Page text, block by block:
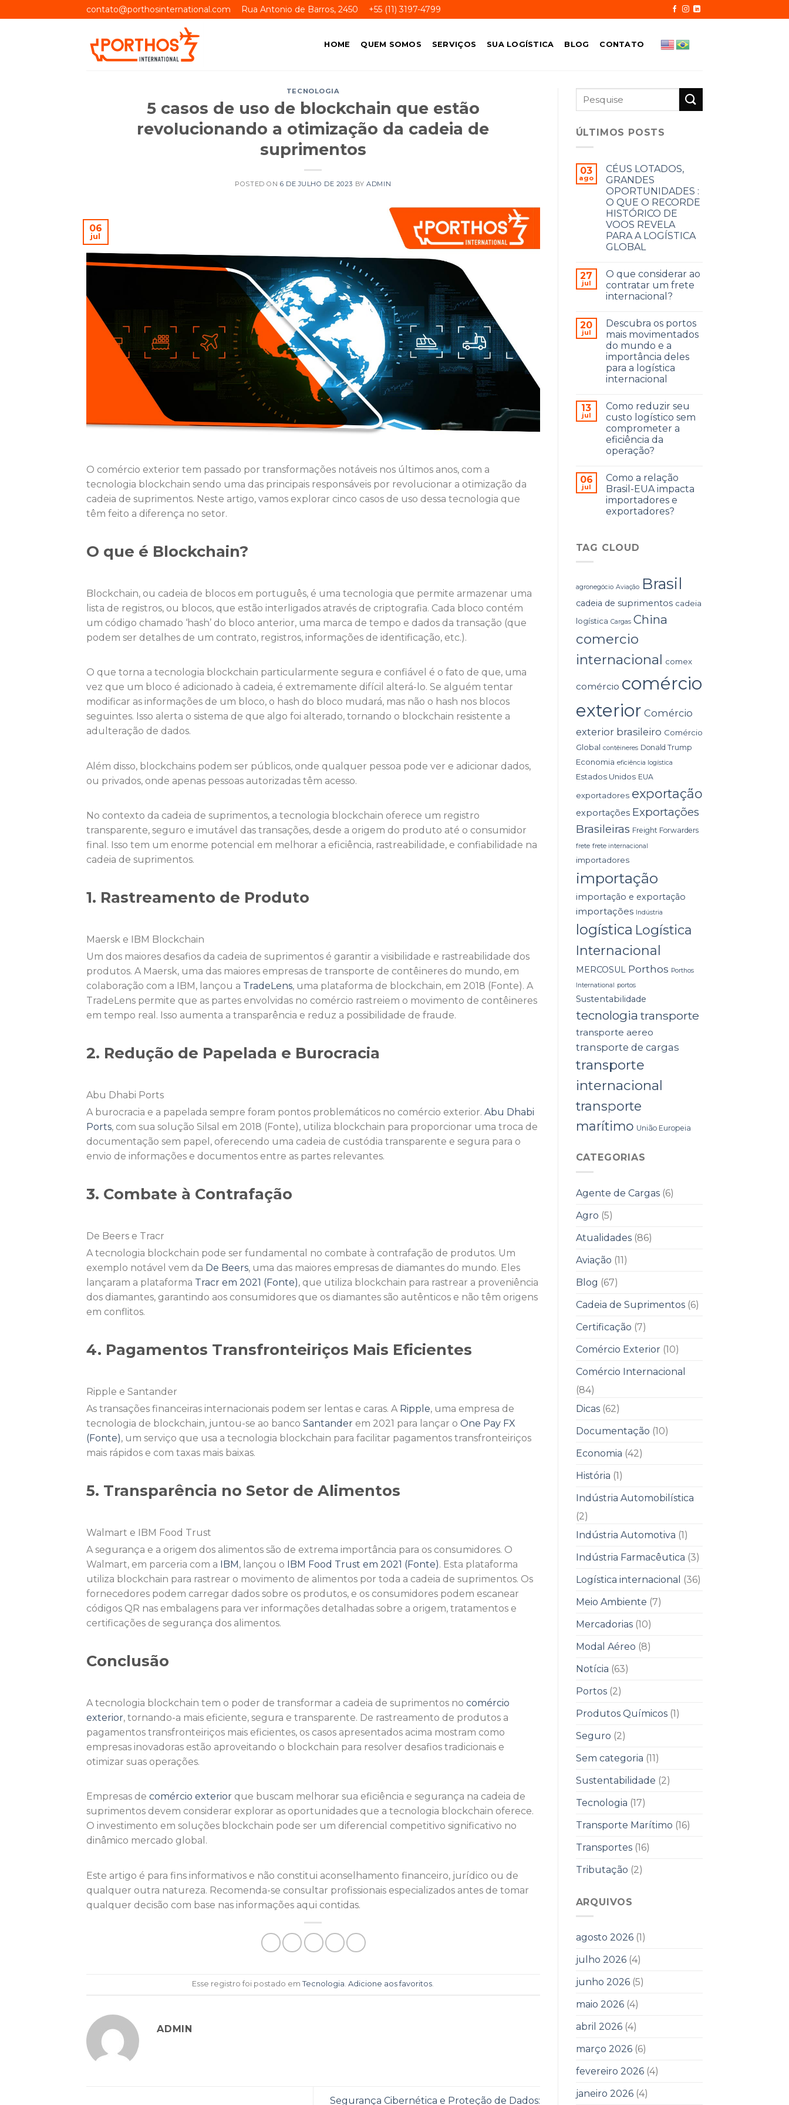
to
contato@porthosinternational.com Rua Antonio de Barros, 2450 +55 (11) 3197-4799
HOME QUEM SOMOS SERVIÇOS SUA LOGÍSTICA BLOG CONTATO
TECNOLOGIA
5 casos de uso de blockchain que estão
revolucionando a otimização da cadeia de
suprimentos
POSTED ON 6 DE JULHO DE 2023 BYADMIN
06
jul
O comércio exterior tem passado por transformações notáveis nos últimos anos, com a
tecnologia blockchain sendo uma das principais responsáveis por revolucionar a otimização da
cadeia de suprimentos. Neste artigo, vamos explorar cinco casos de uso dessa tecnologia que
têm feito a diferença no setor.
O que é Blockchain?
Blockchain, ou cadeia de blocos em português, é uma tecnologia que permite armazenar uma
lista de registros, ou blocos, que estão interligados através de criptografia. Cada bloco contém
um código chamado ‘hash’ do bloco anterior, uma marca de tempo e dados da transação (que
podem ser detalhes de um contrato, registros, informações de identificação, etc.).
O que torna a tecnologia blockchain particularmente segura e confiável é o fato de que, uma
vez que um bloco é adicionado à cadeia, é extremamente difícil alterá-lo. Se alguém tentar
modificar as informações de um bloco, o hash do bloco mudará, mas não o hash nos blocos
seguintes. Isso alerta o sistema de que algo foi alterado, tornando o blockchain resistente a
adulteração de dados.
Além disso, blockchains podem ser públicos, onde qualquer pessoa pode ver e adicionar dados,
ou privados, onde apenas pessoas autorizadas têm acesso.
No contexto da cadeia de suprimentos, a tecnologia blockchain oferece um registro
transparente, seguro e imutável das transações, desde a origem do produto até o consumidor
final. Isso tem um enorme potencial em melhorar a eficiência, rastreabilidade, e confiabilidade na
cadeia de suprimentos.
1. Rastreamento de Produto
Maersk e IBM Blockchain
Um dos maiores desafios da cadeia de suprimentos é garantir a visibilidade e rastreabilidade dos
produtos. A Maersk, uma das maiores empresas de transporte de contêineres do mundo, em
colaboração com a IBM, lançou a TradeLens, uma plataforma de blockchain, em 2018 (Fonte). A
TradeLens permite que as partes envolvidas no comércio rastreiem o movimento de contêineres
em tempo real. Isso aumenta a transparência e reduz a possibilidade de fraude.
2. Redução de Papelada e Burocracia
Abu Dhabi Ports
A burocracia e a papelada sempre foram pontos problemáticos no comércio exterior. Abu Dhabi
Ports, com sua solução Silsal em 2018 (Fonte), utiliza blockchain para proporcionar uma troca de
documentação sem papel, oferecendo uma cadeia de custódia transparente e segura para o
envio de informações e documentos entre as partes relevantes.
3. Combate à Contrafação
De Beers e Tracr
A tecnologia blockchain pode ser fundamental no combate à contrafação de produtos. Um
exemplo notável vem da De Beers, uma das maiores empresas de diamantes do mundo. Eles
lançaram a plataforma Tracr em 2021 (Fonte), que utiliza blockchain para rastrear a proveniência
dos diamantes, garantindo aos consumidores que os diamantes são autênticos e não têm origens
em conflitos.
4. Pagamentos Transfronteiriços Mais Eficientes
Ripple e Santander
As transações financeiras internacionais podem ser lentas e caras. A Ripple, uma empresa de
tecnologia de blockchain, juntou-se ao banco Santander em 2021 para lançar o One Pay FX
(Fonte), um serviço que usa a tecnologia blockchain para facilitar pagamentos transfronteiriços
mais rápidos e com taxas mais baixas.
5. Transparência no Setor de Alimentos
Walmart e IBM Food Trust
A segurança e a origem dos alimentos são de extrema importância para os consumidores. O
Walmart, em parceria com a
IBM , lançou o IBM Food Trust em 2021 (Fonte). Esta plataforma
utiliza blockchain para rastrear o movimento de alimentos por toda a cadeia de suprimentos. Os
fornecedores podem carregar dados sobre os produtos, e os consumidores podem escanear
códigos QR nas embalagens para ver informações detalhadas sobre a origem, tratamentos e
certificações de segurança dos alimentos.
Conclusão
A tecnologia blockchain tem o poder de transformar a cadeia de suprimentos no comércio
exterior, tornando-a mais eficiente, segura e transparente. De rastreamento de produtos a
pagamentos transfronteiriços mais eficientes, os casos apresentados acima mostram como
empresas inovadoras estão aproveitando o blockchain para resolver desafios tradicionais e
otimizar suas operações.
Empresas de comércio exterior que buscam melhorar sua eficiência e segurança na cadeia de
suprimentos devem considerar explorar as oportunidades que a tecnologia blockchain oferece.
O investimento em soluções blockchain pode ser um diferencial competitivo significativo no
dinâmico mercado global.
Este artigo é para fins informativos e não constitui aconselhamento financeiro, jurídico ou de
qualquer outra natureza. Recomenda-se consultar profissionais especializados antes de tomar
qualquer decisão com base nas informações aqui contidas.
Esse registro foi postado emTecnologia.Adicione aos favoritos.
ADMIN
Segurança Cibernética e Proteção de Dados:
ÚLTIMOS POSTS
03
ago
CÉUS LOTADOS,
GRANDES
OPORTUNIDADES :
O QUE O RECORDE
HISTÓRICO DE
VOOS REVELA
PARA A LOGÍSTICA
GLOBAL
27
jul
O que considerar ao
contratar um frete
internacional?
20
jul
Descubra os portos
mais movimentados
do mundo e a
importância deles
para a logística
internacional
13
jul
Como reduzir seu
custo logístico sem
comprometer a
eficiência da
operação?
06
jul
Como a relação
Brasil-EUA impacta
importadores e
exportadores?
TAG CLOUD
agronegócio Aviação Brasil
cadeia de suprimentos cadeia
logística Cargas China
comercio
internacional comex
comércio comércio
exterior Comércio
exterior brasileiro Comércio
Global contêineres Donald Trump
Economia eficiência logística
Estados Unidos EUA
exportadores exportação
exportações Exportações
Brasileiras Freight Forwarders
frete frete internacional
importadores
importação
importação e exportação
importações Indústria
logística Logística
Internacional
MERCOSUL Porthos Porthos
International
portos
Sustentabilidade
tecnologia transporte
transporte aereo
transporte de cargas
transporte
internacional
transporte
marítimo União Europeia
CATEGORIAS
Agente de Cargas(6)
Agro (5)
Atualidades(86)
Aviação (11)
Blog (67)
Cadeia de Suprimentos(6)
Certificação (7)
Comércio Exterior(10)
Comércio Internacional
(84)
Dicas(62)
Documentação (10)
Economia (42)
História (1)
Indústria Automobilística
(2)
Indústria Automotiva (1)
Indústria Farmacêutica (3)
Logística internacional
(36)
Meio Ambiente (7)
Mercadorias(10)
Modal Aéreo (8)
Notícia (63)
Portos(2)
Produtos Químicos(1)
Seguro (2)
Sem categoria (11)
Sustentabilidade (2)
Tecnologia (17)
Transporte Marítimo (16)
Transportes(16)
Tributação (2)
ARQUIVOS
agosto 2026(1)
julho 2026(4)
junho 2026(5)
maio 2026(4)
abril 2026(4)
março 2026(6)
fevereiro 2026(4)
janeiro 2026(4)